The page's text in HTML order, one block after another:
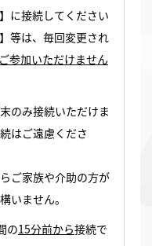
に接続してください
等は、毎回変更され
参加いただけません
のみ接続いただけま
はご遠慮くださ
ご家族や介助の方が
いません。
の15分前から接続で